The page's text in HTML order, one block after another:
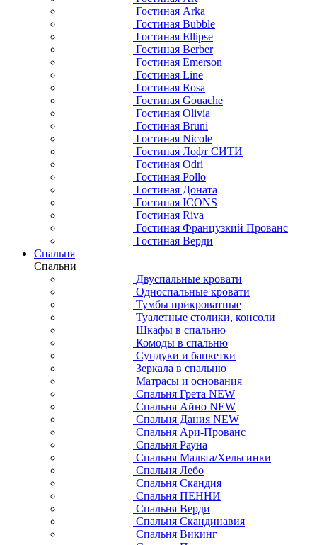
Гостиная Arka
Гостиная Bubble
Гостиная Ellipse
Гостиная Berber
Гостиная Emerson
Гостиная Line
Гостиная Rosa
Гостиная Gouache
Гостиная Olivia
Гостиная Bruni
Гостиная Nicole
Гостиная Лофт СИТИ
Гостиная Odri
Гостиная Pollo
Гостиная Доната
Гостиная ICONS
Гостиная Riva
Гостиная Французкий Прованс
Гостиная Верди
Спальня
Спальни
Двуспальные кровати
Односпальные кровати
Тумбы прикроватные
Туалетные столики, консоли
Шкафы в спальню
Комоды в спальню
Сундуки и банкетки
Зеркала в спальню
Матрасы и основания
Спальня Грета NEW
Спальня Айно NEW
Спальня Дания NEW
Спальня Ари-Прованс
Спальня Рауна
Спальня Мальта/Хельсинки
Спальня Лебо
Спальня Скандия
Спальня ПЕННИ
Спальня Верди
Спальня Скандинавия
Спальня Викинг